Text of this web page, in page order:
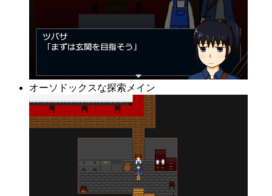
オーソドックスな探索メイン